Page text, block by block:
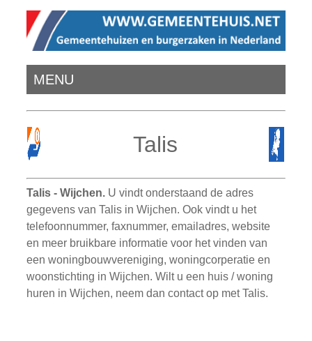
MENU
Talis
Talis - Wijchen. U vindt onderstaand de adres
gegevens van Talis in Wijchen. Ook vindt u het
telefoonnummer, faxnummer, emailadres, website
en meer bruikbare informatie voor het vinden van
een woningbouwvereniging, woningcorperatie en
woonstichting in Wijchen. Wilt u een huis / woning
huren in Wijchen, neem dan contact op met Talis.